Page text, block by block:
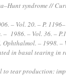
syndrome //
– Vol. 20. – P.
– 1986. – Vol. 36. –
– 1998. –
in basal tearing in
tear production: